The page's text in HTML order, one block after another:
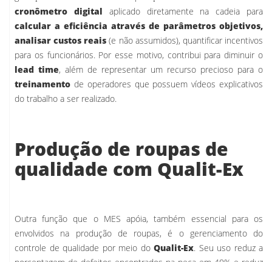
cronômetro digital aplicado diretamente na cadeia para
calcular a eficiência através de parâmetros objetivos,
analisar custos reais (e não assumidos), quantificar incentivos
para os funcionários. Por esse motivo, contribui para diminuir o
lead time, além de representar um recurso precioso para o
treinamento de operadores que possuem vídeos explicativos
do trabalho a ser realizado.
Produção de roupas de
qualidade com Qualit-Ex
Outra função que o MES apóia, também essencial para os
envolvidos na produção de roupas, é o gerenciamento do
controle de qualidade por meio doQualit-Ex. Seu uso reduz a